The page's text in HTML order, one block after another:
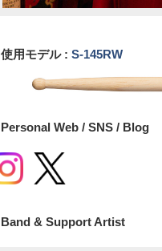
使用モデル : S-145RW
Personal Web / SNS / Blog
Band & Support Artist